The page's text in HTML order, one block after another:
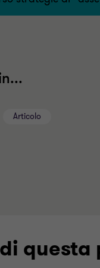
Articolo
questa